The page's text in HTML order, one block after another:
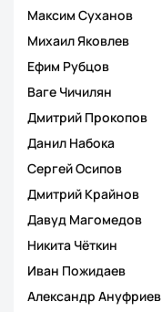
Максим Суханов
Михаил Яковлев
Ефим Рубцов
Ваге Чичилян
Дмитрий Прокопов
Данил Набока
Сергей Осипов
Дмитрий Крайнов
Давуд Магомедов
Никита Чёткин
Иван Пожидаев
Александр Ануфриев